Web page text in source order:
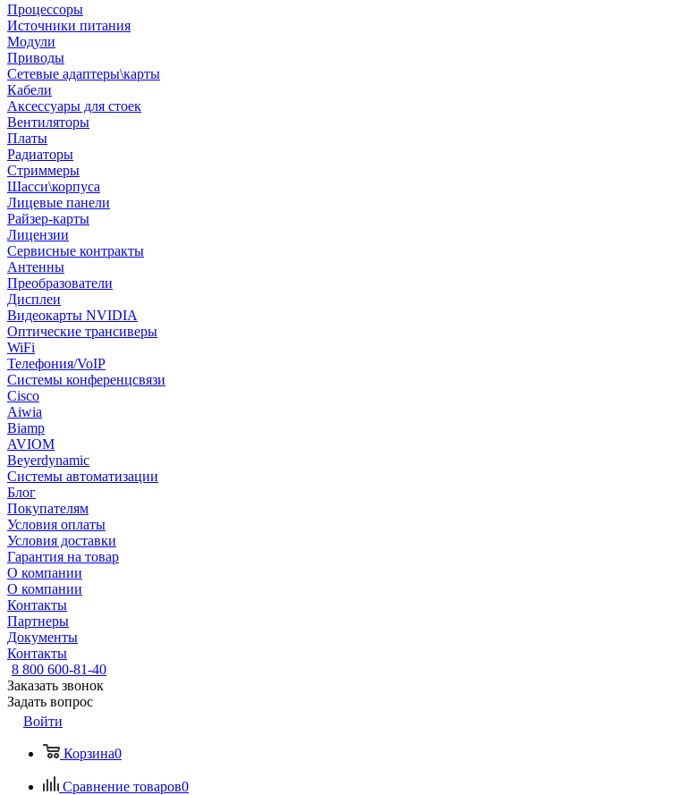
Процессоры
Источники питания
Модули
Приводы
Сетевые адаптеры\карты
Кабели
Аксессуары для стоек
Вентиляторы
Платы
Радиаторы
Стриммеры
Шасси\корпуса
Лицевые панели
Райзер-карты
Лицензии
Сервисные контракты
Антенны
Преобразователи
Дисплеи
Видеокарты NVIDIA
Оптические трансиверы
WiFi
Телефония/VoIP
Системы конференцсвязи
Cisco
Aiwia
Biamp
AVIOM
Beyerdynamic
Системы автоматизации
Блог
Покупателям
Условия оплаты
Условия доставки
Гарантия на товар
О компании
О компании
Контакты
Партнеры
Документы
Контакты
8 800 600-81-40
Заказать звонок
Задать вопрос
Войти
Корзина0
Сравнение товаров0